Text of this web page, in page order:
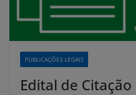
PUBLICAÇÕES LEGAIS
Edital de Citação